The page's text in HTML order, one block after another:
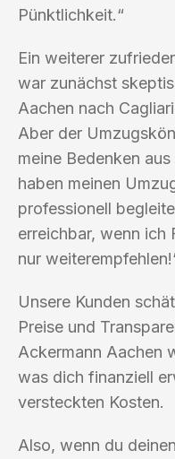
Pünktlichkeit.“
Ein weiterer
war zunächst
Aachen nach
Aber der
meine Bedenken
haben meinen
professionell
erreichbar, wenn ich
nur
Unsere Kunden
Preise und
Ackermann Aachen
was dich finanziell
versteckten Kosten.
Also, wenn du